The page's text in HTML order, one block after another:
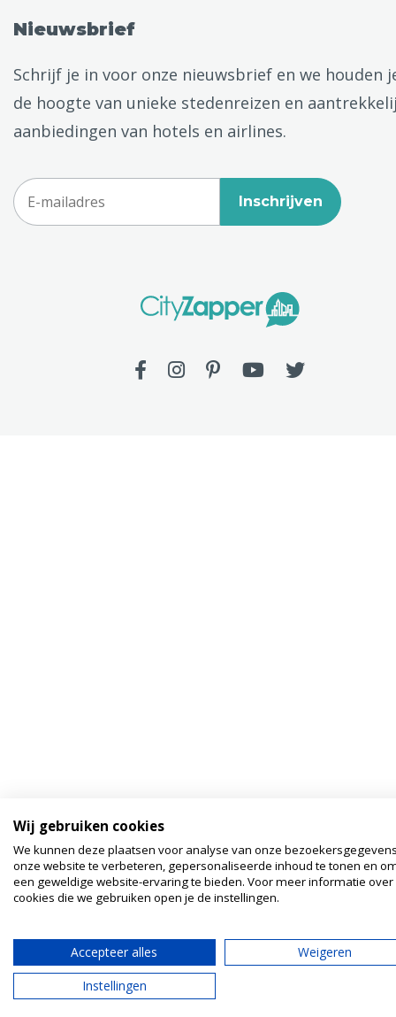
Nieuwsbrief
Schrijf je in voor onze nieuwsbrief en we houden
de hoogte van unieke stedenreizen en
aanbiedingen van hotels en airlines.
Inschrijven
Wij gebruiken cookies
We kunnen deze plaatsen voor analyse van onze
onze website te verbeteren, gepersonaliseerde inhoud te tonen en
een geweldige website-ervaring te bieden. Voor meer informatie over
cookies die we gebruiken open je de instellingen.
Accepteer alles
Weigeren
Instellingen